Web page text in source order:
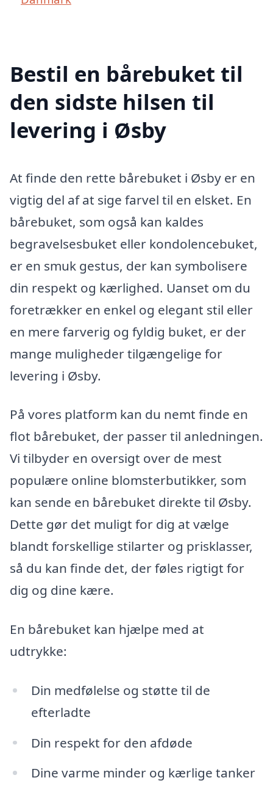
Bestil en bårebuket til
den sidste hilsen til
levering i Øsby
At finde den rette bårebuket i Øsby er en
vigtig del af at sige farvel til en elsket. En
bårebuket, som også kan kaldes
begravelsesbuket eller kondolencebuket,
er en smuk gestus, der kan symbolisere
din respekt og kærlighed. Uanset om du
foretrækker en enkel og elegant stil eller
en mere farverig og fyldig buket, er der
mange muligheder tilgængelige for
levering i Øsby.
På vores platform kan du nemt finde en
flot bårebuket, der passer til anledningen.
Vi tilbyder en oversigt over de mest
populære online blomsterbutikker, som
kan sende en bårebuket direkte til Øsby.
Dette gør det muligt for dig at vælge
blandt forskellige stilarter og prisklasser,
så du kan finde det, der føles rigtigt for
dig og dine kære.
En bårebuket kan hjælpe med at
udtrykke:
Din medfølelse og støtte til de
efterladte
Din respekt for den afdøde
Dine varme minder og kærlige tanker